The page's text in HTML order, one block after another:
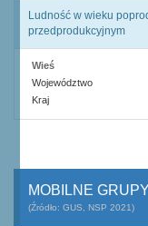
Ludność w wieku
przedprodukcyjnym
Wieś
Województwo
Kraj
MOBILNE
(Źródło: GUS, NSP 2021)